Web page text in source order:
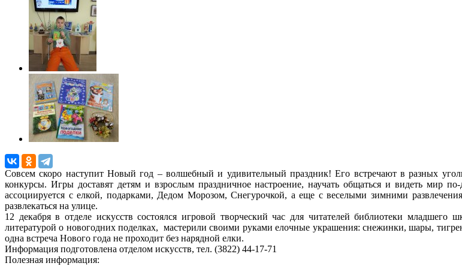
Совсем скоро наступит Новый год – волшебный и удивительный праздник! Его встречают в разных
конкурсы. Игры доставят детям и взрослым праздничное настроение, научать общаться и видеть
ассоциируется с елкой, подарками, Дедом Морозом, Снегурочкой, а еще с веселыми зимними
развлекаться на улице.
12 декабря в отделе искусств состоялся игровой творческий час для читателей библиотеки младшего
литературой о новогодних поделках, мастерили своими руками елочные украшения: снежинки, шары,
одна встреча Нового года не проходит без нарядной елки.
Информация подготовленa отделом искусств, тел. (3822) 44-17-71
Полезная информация: